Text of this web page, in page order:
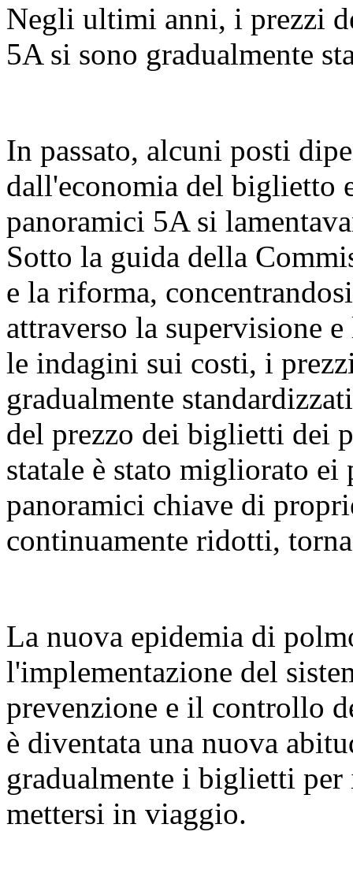
Negli ultimi anni, i prezzi
5A si sono gradualmente
In passato, alcuni posti
dall'economia del biglietto
panoramici 5A si
Sotto la guida della
e la riforma,
attraverso la supervisione
le indagini sui costi, i
gradualmente
del prezzo dei biglietti dei
statale è stato migliorato
panoramici chiave di
continuamente ridotti,
La nuova epidemia di
l'implementazione del
prevenzione e il controllo
è diventata una nuova
gradualmente i biglietti
mettersi in viaggio.